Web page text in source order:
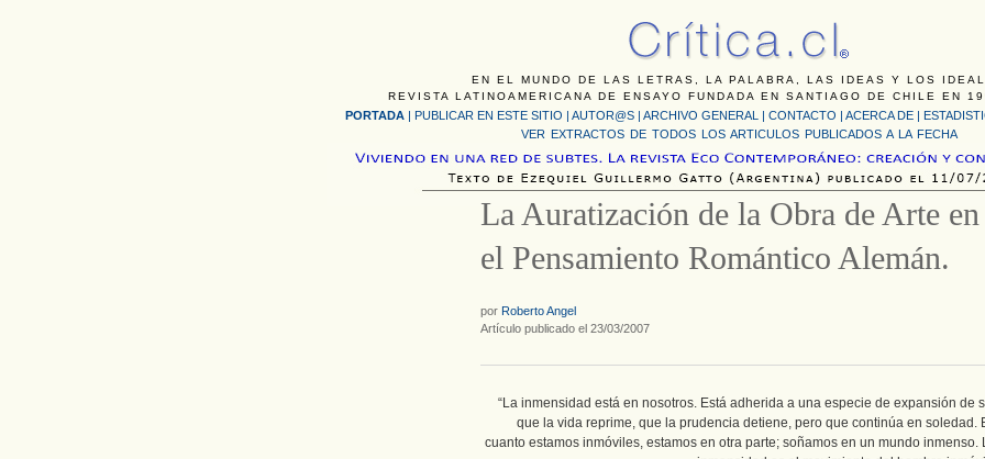
EN EL MUNDO DE LAS LETRAS, LA PALABRA, LAS IDEAS Y LOS
REVISTA LATINOAMERICANA DE ENSAYO FUNDADA EN SANTIAGO DE CHILE EN
PORTADA | PUBLICAR EN ESTE SITIO | AUTOR@S | ARCHIVO GENERAL | CONTACTO | ACERCA DE |
VER EXTRACTOS DE TODOS LOS ARTICULOS PUBLICADOS A LA FECHA
La Auratización de la Obra de Arte en
el Pensamiento Romántico Alemán.
por Roberto Angel
Artículo publicado el 23/03/2007
“La inmensidad está en nosotros. Está adherida a una especie de expansión de
que la vida reprime, que la prudencia detiene, pero que continúa en soledad.
cuanto estamos inmóviles, estamos en otra parte; soñamos en un mundo inmenso.